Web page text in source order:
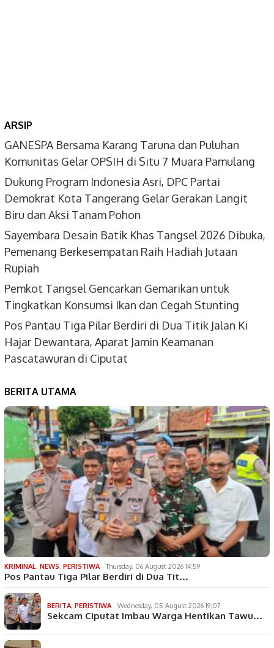
ARSIP
GANESPA Bersama Karang Taruna dan Puluhan
Komunitas Gelar OPSIH di Situ 7 Muara Pamulang
Dukung Program Indonesia Asri, DPC Partai
Demokrat Kota Tangerang Gelar Gerakan Langit
Biru dan Aksi Tanam Pohon
Sayembara Desain Batik Khas Tangsel 2026 Dibuka,
Pemenang Berkesempatan Raih Hadiah Jutaan
Rupiah
Pemkot Tangsel Gencarkan Gemarikan untuk
Tingkatkan Konsumsi Ikan dan Cegah Stunting
Pos Pantau Tiga Pilar Berdiri di Dua Titik Jalan Ki
Hajar Dewantara, Aparat Jamin Keamanan
Pascatawuran di Ciputat
BERITA UTAMA
KRIMINAL, NEWS, PERISTIWA Thursday, 06 August 2026 14:59
Pos Pantau Tiga Pilar Berdiri di Dua Tit…
BERITA, PERISTIWA Wednesday, 05 August 2026 19:07
Sekcam Ciputat Imbau Warga Hentikan Tawu…